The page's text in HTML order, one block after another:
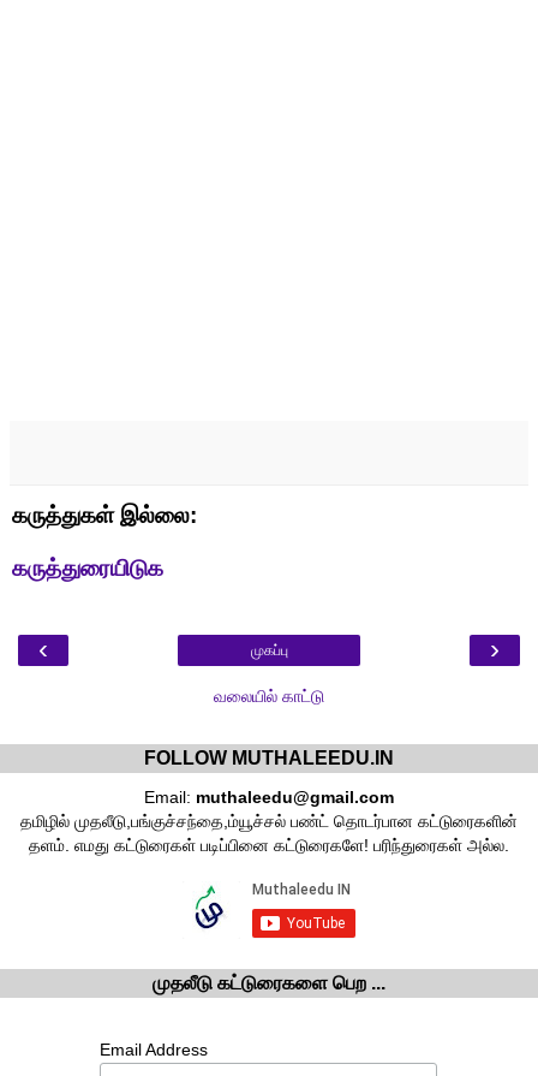
கருத்துகள் இல்லை:
கருத்துரையிடுக
‹ ›
முகப்பு
வலையில் காட்டு
FOLLOW MUTHALEEDU.IN
Email: muthaleedu@gmail.com
தமிழில் முதலீடு,பங்குச்சந்தை,ம்யூச்சல் பண்ட் தொடர்பான கட்டுரைகளின்
தளம். எமது கட்டுரைகள் படிப்பினை கட்டுரைகளே! பரிந்துரைகள் அல்ல.
முதலீடு கட்டுரைகளை பெற ...
Email Address